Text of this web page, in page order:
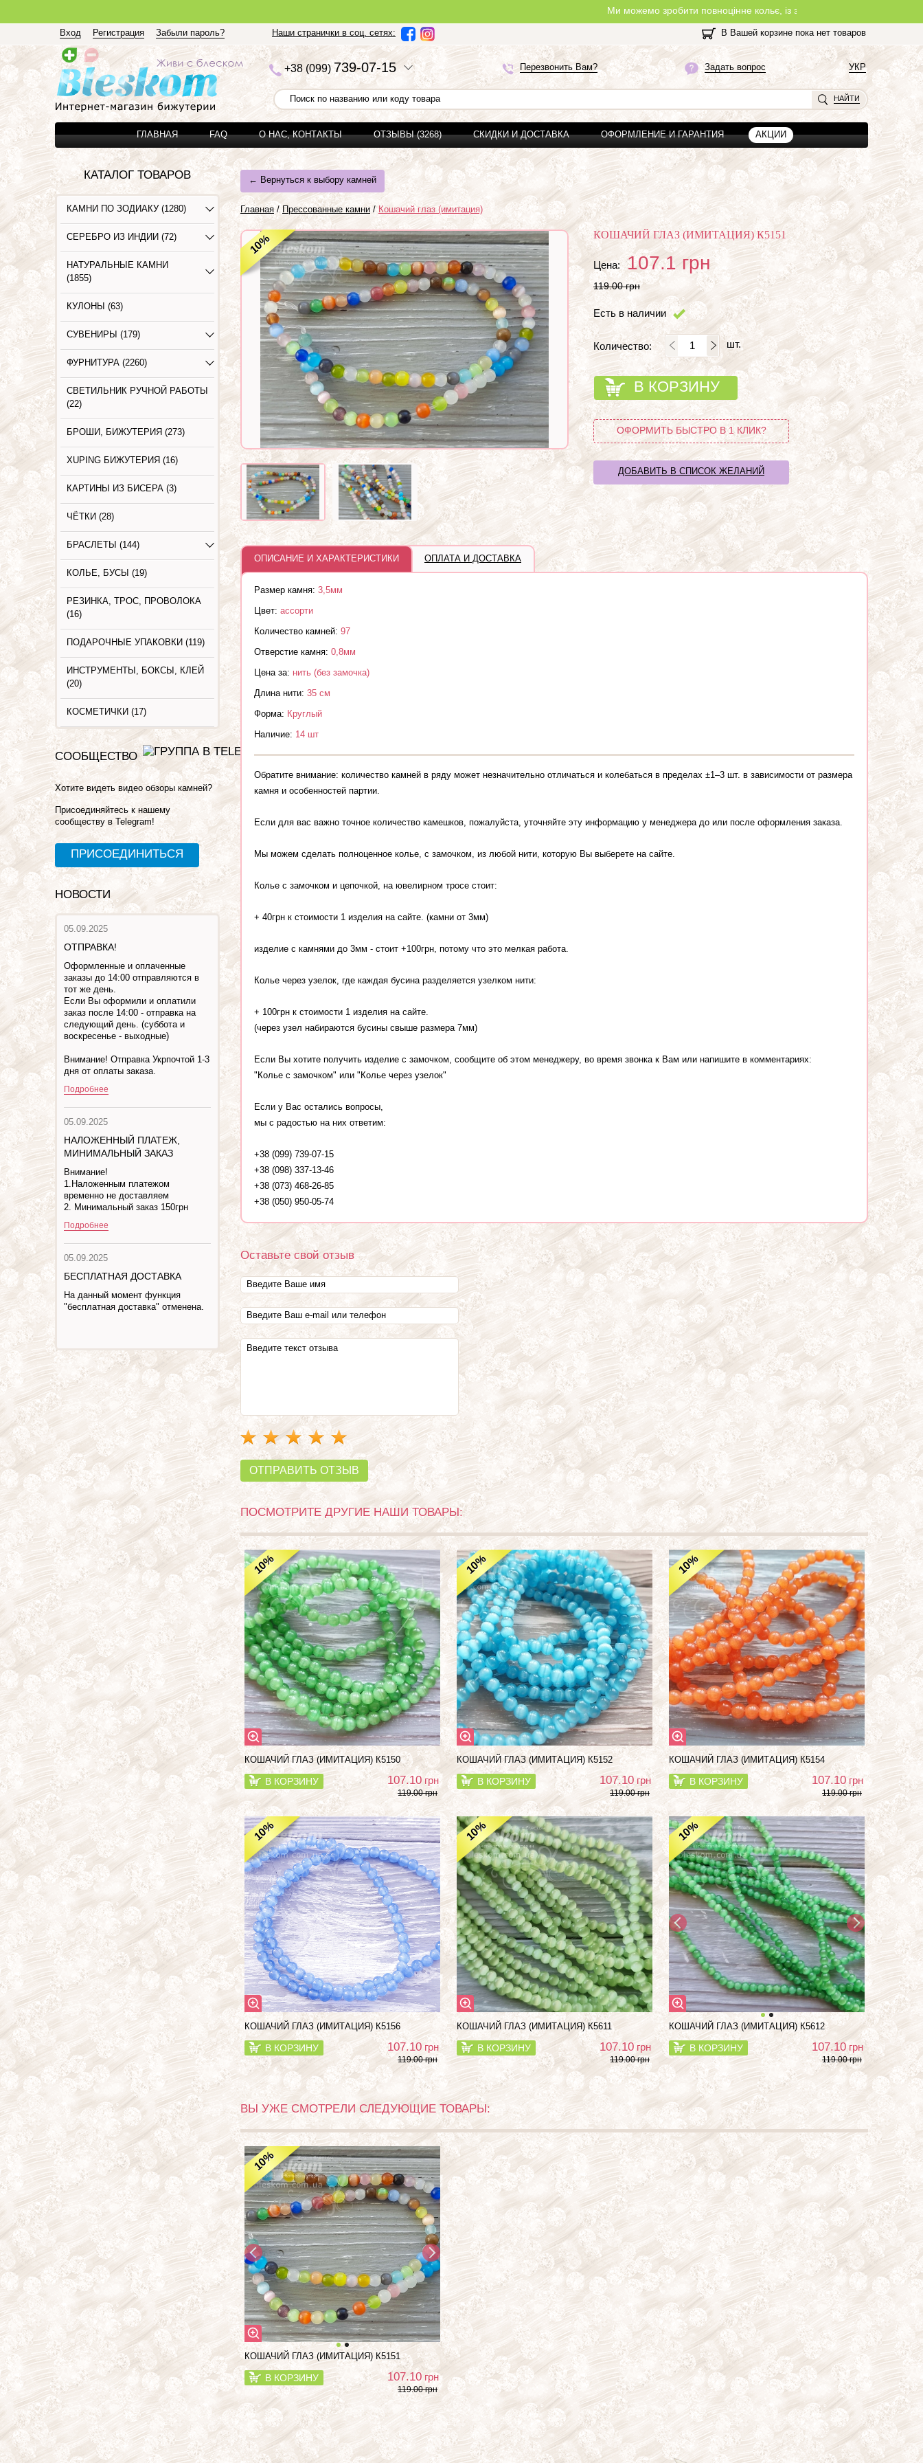
Ми можемо зробити повноцінне кольє, із замочком, з будь-якої нитки, яку Ви
Вход Регистрация Забыли пароль? Наши странички в соц. сетях: В Вашей корзине пока нет товаров
+38 (099)739-07-15 Задать вопрос
Перезвонить Вам? УКР
НАЙТИ
ГЛАВНАЯ FAQ О НАС, КОНТАКТЫ ОТЗЫВЫ (3268) СКИДКИ И ДОСТАВКА ОФОРМЛЕНИЕ И ГАРАНТИЯ АКЦИИ
КАТАЛОГ ТОВАРОВ
КАМНИ ПО ЗОДИАКУ (1280)
СЕРЕБРО ИЗ ИНДИИ (72)
НАТУРАЛЬНЫЕ КАМНИ
(1855)
КУЛОНЫ (63)
СУВЕНИРЫ (179)
ФУРНИТУРА (2260)
СВЕТИЛЬНИК РУЧНОЙ РАБОТЫ
(22)
БРОШИ, БИЖУТЕРИЯ (273)
XUPING БИЖУТЕРИЯ (16)
КАРТИНЫ ИЗ БИСЕРА (3)
ЧЁТКИ (28)
БРАСЛЕТЫ (144)
КОЛЬЕ, БУСЫ (19)
РЕЗИНКА, ТРОС, ПРОВОЛОКА
(16)
ПОДАРОЧНЫЕ УПАКОВКИ (119)
ИНСТРУМЕНТЫ, БОКСЫ, КЛЕЙ
(20)
КОСМЕТИЧКИ (17)
СООБЩЕСТВО
Хотите видеть видео обзоры камней?
Присоединяйтесь к нашему
сообществу в Telegram!
ПРИСОЕДИНИТЬСЯ
НОВОСТИ
05.09.2025
ОТПРАВКА!
Оформленные и оплаченные
заказы до 14:00 отправляются в
тот же день.
Если Вы оформили и оплатили
заказ после 14:00 - отправка на
следующий день. (суббота и
воскресенье - выходные)
Внимание! Отправка Укрпочтой 1-3
дня от оплаты заказа.
Подробнее
05.09.2025
НАЛОЖЕННЫЙ ПЛАТЕЖ,
МИНИМАЛЬНЫЙ ЗАКАЗ
Внимание!
1.Наложенным платежом
временно не доставляем
2. Минимальный заказ 150грн
Подробнее
05.09.2025
БЕСПЛАТНАЯ ДОСТАВКА
На данный момент функция
"бесплатная доставка" отменена.
← Вернуться к выбору камней
Главная / Прессованные камни / Кошачий глаз (имитация)
10% КОШАЧИЙ ГЛАЗ (ИМИТАЦИЯ) К5151
Цена: 107.1грн
119.00 грн
Есть в наличии
Количество: шт.
В КОРЗИНУ
ОФОРМИТЬ БЫСТРО В 1 КЛИК?
ДОБАВИТЬ В СПИСОК ЖЕЛАНИЙ
ОПИСАНИЕ И ХАРАКТЕРИСТИКИ ОПЛАТА И ДОСТАВКА
Размер камня: 3,5мм
Цвет: ассорти
Количество камней: 97
Отверстие камня: 0,8мм
Цена за: нить (без замочка)
Длина нити: 35 см
Форма: Круглый
Наличие: 14 шт
Обратите внимание: количество камней в ряду может незначительно отличаться и колебаться в пределах ±1–3 шт. в зависимости от размера
камня и особенностей партии.
Если для вас важно точное количество камешков, пожалуйста, уточняйте эту информацию у менеджера до или после оформления заказа.
Мы можем сделать полноценное колье, с замочком, из любой нити, которую Вы выберете на сайте.
Колье с замочком и цепочкой, на ювелирном тросе стоит:
+ 40грн к стоимости 1 изделия на сайте. (камни от 3мм)
изделие с камнями до 3мм - стоит +100грн, потому что это мелкая работа.
Колье через узелок, где каждая бусина разделяется узелком нити:
+ 100грн к стоимости 1 изделия на сайте.
(через узел набираются бусины свыше размера 7мм)
Если Вы хотите получить изделие с замочком, сообщите об этом менеджеру, во время звонка к Вам или напишите в комментариях:
"Колье с замочком" или "Колье через узелок"
Если у Вас остались вопросы,
мы с радостью на них ответим:
+38 (099) 739-07-15
+38 (098) 337-13-46
+38 (073) 468-26-85
+38 (050) 950-05-74
Оставьте свой отзыв
ОТПРАВИТЬ ОТЗЫВ
ПОСМОТРИТЕ ДРУГИЕ НАШИ ТОВАРЫ:
10%
КОШАЧИЙ ГЛАЗ (ИМИТАЦИЯ) К5150
В КОРЗИНУ 107.10 грн
119.00 грн
10%
КОШАЧИЙ ГЛАЗ (ИМИТАЦИЯ) К5152
В КОРЗИНУ 107.10 грн
119.00 грн
10%
КОШАЧИЙ ГЛАЗ (ИМИТАЦИЯ) К5154
В КОРЗИНУ 107.10грн
119.00 грн
10%
КОШАЧИЙ ГЛАЗ (ИМИТАЦИЯ) К5156
В КОРЗИНУ 107.10 грн
119.00 грн
10%
КОШАЧИЙ ГЛАЗ (ИМИТАЦИЯ) К5611
В КОРЗИНУ 107.10 грн
119.00 грн
10%
КОШАЧИЙ ГЛАЗ (ИМИТАЦИЯ) К5612
В КОРЗИНУ 107.10 грн
119.00 грн
ВЫ УЖЕ СМОТРЕЛИ СЛЕДУЮЩИЕ ТОВАРЫ:
10%
КОШАЧИЙ ГЛАЗ (ИМИТАЦИЯ) К5151
В КОРЗИНУ 107.10 грн
119.00 грн